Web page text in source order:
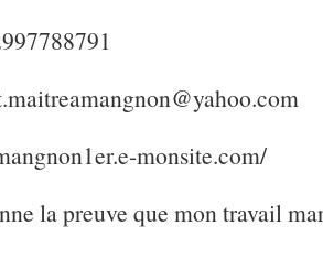
monsite.com/
la preuve que mon travail